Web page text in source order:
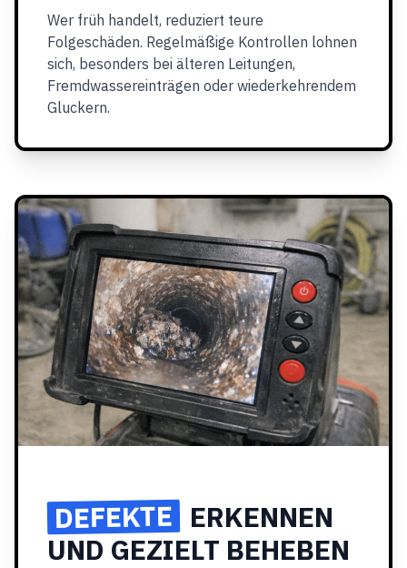
Wer früh handelt, reduziert teure
Folgeschäden. Regelmäßige Kontrollen lohnen
sich, besonders bei älteren Leitungen,
Fremdwassereinträgen oder wiederkehrendem
Gluckern.
DEFEKTE ERKENNEN
UND GEZIELT BEHEBEN